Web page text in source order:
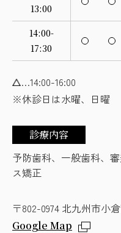
13:00
14:00-
17:30
…14:00-16:00
※休診日は水曜、日曜
診療内容
予防歯科、一般歯科、
ス矯正
〒802-0974 北九州市小
Google Map